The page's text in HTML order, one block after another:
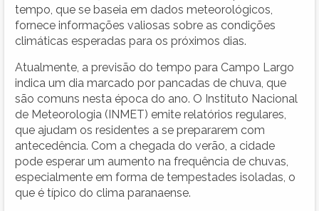
tempo, que se baseia em dados meteorológicos,
fornece informações valiosas sobre as condições
climáticas esperadas para os próximos dias.
Atualmente, a previsão do tempo para Campo Largo
indica um dia marcado por pancadas de chuva, que
são comuns nesta época do ano. O Instituto Nacional
de Meteorologia (INMET) emite relatórios regulares,
que ajudam os residentes a se prepararem com
antecedência. Com a chegada do verão, a cidade
pode esperar um aumento na frequência de chuvas,
especialmente em forma de tempestades isoladas, o
que é típico do clima paranaense.